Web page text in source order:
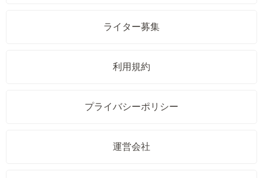
ライター募集
利用規約
プライバシーポリシー
運営会社